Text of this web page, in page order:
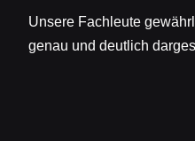
Unsere Fachleute
genau und deutlich